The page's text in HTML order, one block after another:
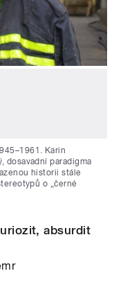
Karin
dosavadní paradigma
historii stále
o „černé
absurdit